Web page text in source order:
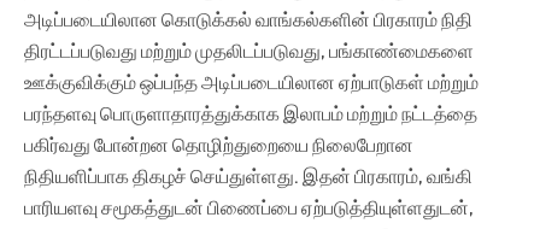
அடிப்படையிலான கொடுக்கல் வாங்கல்களின் பிரகாரம் நிதி
திரட்டப்படுவது மற்றும் முதலிடப்படுவது, பங்காண்மைகளை
ஊக்குவிக்கும் ஒப்பந்த அடிப்படையிலான ஏற்பாடுகள் மற்றும்
பரந்தளவு பொருளாதாரத்துக்காக இலாபம் மற்றும் நட்டத்தை
பகிர்வது போன்றன தொழிற்துறையை நிலைபேறான
நிதியளிப்பாக திகழச் செய்துள்ளது. இதன் பிரகாரம், வங்கி
பாரியளவு சமூகத்துடன் பிணைப்பை ஏற்படுத்தியுள்ளதுடன்,